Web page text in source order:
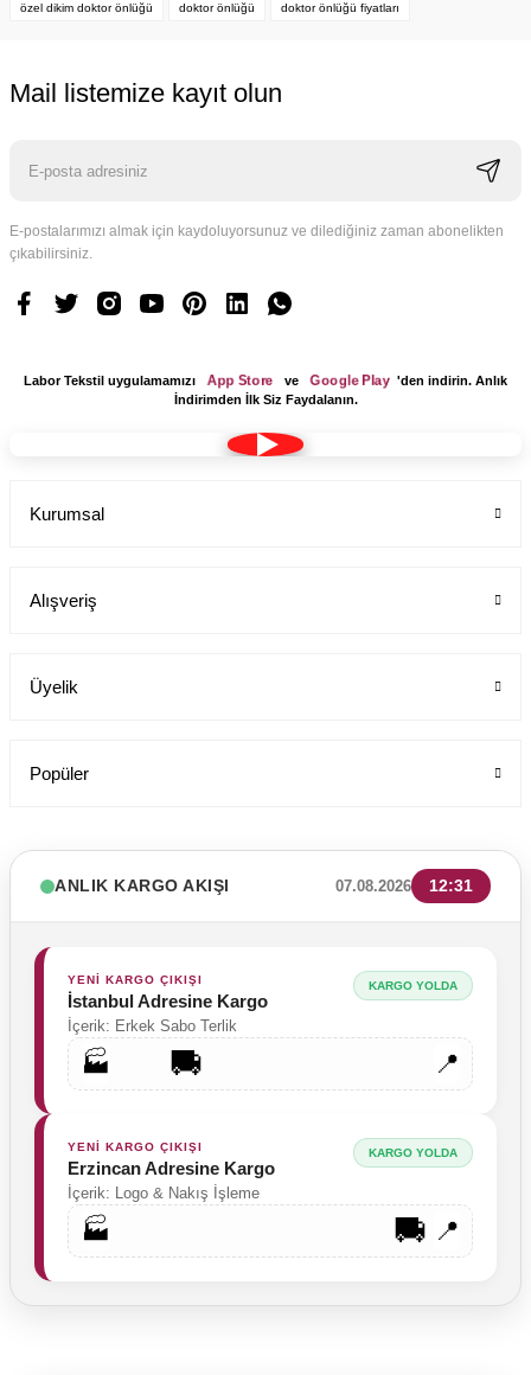
özel dikim doktor önlüğü doktor önlüğü doktor önlüğü fiyatları
Mail listemize kayıt olun
E-postalarımızı almak için kaydoluyorsunuz ve dilediğiniz zaman abonelikten
çıkabilirsiniz.
Labor Tekstil uygulamamızı App Store ve Google Play 'den indirin. Anlık
İndirimden İlk Siz Faydalanın.
Kurumsal
Alışveriş
Üyelik
Popüler
ANLIK KARGO AKIŞI 07.08.2026 12:31
YENİ KARGO ÇIKIŞI
İstanbul Adresine Kargo
İçerik: Erkek Sabo Terlik
KARGO YOLDA
🏭 🚚 📍
YENİ KARGO ÇIKIŞI
Erzincan Adresine Kargo
İçerik: Logo & Nakış İşleme
KARGO YOLDA
🏭 🚚📍